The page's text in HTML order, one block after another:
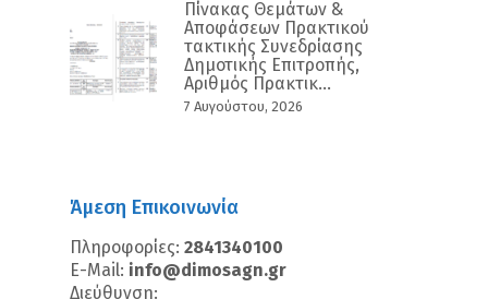
Πίνακας Θεμάτων &
Αποφάσεων Πρακτικού
τακτικής Συνεδρίασης
Δημοτικής Επιτροπής,
Αριθμός Πρακτικ...
7 Αυγούστου, 2026
Άμεση Επικοινωνία
Πληροφορίες: 2841340100
E-Mail: info@dimosagn.gr
Διεύθυνση: